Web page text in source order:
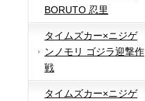
BORUTO 忍里
タイムズカー×ニジゲ
ンノモリ ゴジラ迎撃作
戦
タイムズカー×ニジゲ